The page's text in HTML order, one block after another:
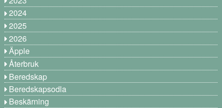
2024
2025
2026
Äpple
Återbruk
Beredskap
Beredskapsodla
Beskärning